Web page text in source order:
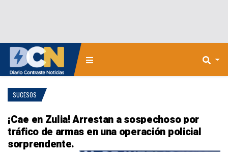
SUCESOS
¡Cae en Zulia! Arrestan a sospechoso por
tráfico de armas en una operación policial
sorprendente.